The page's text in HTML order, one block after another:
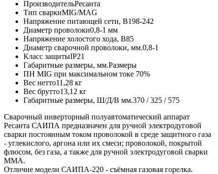
ПроизводительРесанта
Тип сваркиMIG/MAG
Напряжение питающей сети, В198-242
Диаметр проволоки0,8-1 мм
Напряжение холостого хода, В85
Диаметр сварочной проволоки, мм.0,8-1
Класс защитыIP21
Габаритные размеры, мм.Размеры
ПН MIG при максимальном токе 70%
Вес нетто11,28 кг
Вес брутто13,12 кг
Габаритные размеры, Ш/Д/В мм.370 / 325 / 575
Сварочный инверторный полуавтоматический аппарат
Ресанта САИПА предназначен для ручной электродуговой
сварки постоянным током проволокой в среде защитного газа
- углекислого, аргона или их смеси; проволокой, покрытой
флюсом, без газа, а также для ручной электродуговой сварки
ММА.
Отличие модели САИПА-220 - съёмная газовая горелка.